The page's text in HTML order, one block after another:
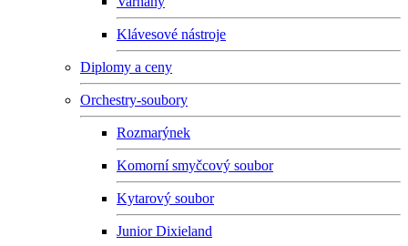
Klávesové nástroje
Diplomy a ceny
Orchestry-soubory
Rozmarýnek
Komorní smyčcový soubor
Kytarový soubor
Junior Dixieland